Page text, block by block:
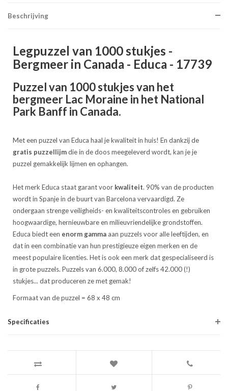
Beschrijving
Legpuzzel van 1000 stukjes -
Bergmeer in Canada - Educa - 17739
Puzzel van 1000 stukjes van het
bergmeer Lac Moraine in het National
Park Banff in Canada.
Met een puzzel van Educa haal je kwaliteit in huis! En dankzij de
gratis puzzellijmdie in de doos meegeleverd wordt, kan je je
puzzel gemakkelijk lijmen en ophangen.
Het merk Educa staat garant voor kwaliteit. 90% van de producten
wordt in Spanje in de buurt van Barcelona vervaardigd. Ze
ondergaan strenge veiligheids- en kwaliteitscontroles en gebruiken
hoogwaardige, hernieuwbare en milieuvriendelijke grondstoffen.
Educa biedt een enorm gamma aan puzzels voor alle leeftijden, en
dat in een combinatie van hun prestigieuze eigen merken en de
meest populaire licenties. Het is ook een merk dat gespecialiseerd is
in grote puzzels. Puzzels van 6.000, 8.000 of zelfs 42.000 (!)
stukjes... dat produceren ze met gemak!
Formaat van de puzzel = 68 x 48 cm
Specificaties